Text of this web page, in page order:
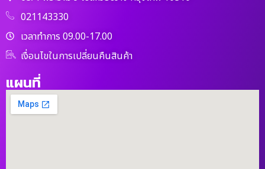
021143330
เวลาทำการ 09.00-17.00
เงื่อนไขในการเปลี่ยนคืนสินค้า
แผนที่